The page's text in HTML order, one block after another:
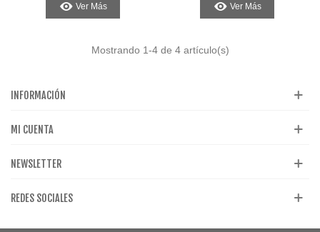
Ver Más Ver Más
Mostrando 1-4 de 4 artículo(s)
INFORMACIÓN
MI CUENTA
NEWSLETTER
REDES SOCIALES